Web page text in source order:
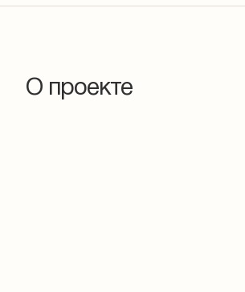
О проекте